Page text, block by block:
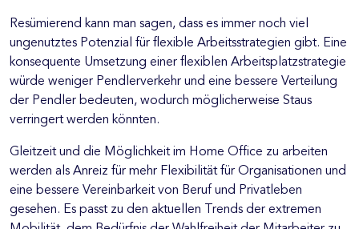
Resümierend kann man sagen, dass es immer noch viel
ungenutztes Potenzial für flexible Arbeitsstrategien gibt. Eine
konsequente Umsetzung einer flexiblen Arbeitsplatzstrategie
würde weniger Pendlerverkehr und eine bessere Verteilung
der Pendler bedeuten, wodurch möglicherweise Staus
verringert werden könnten.
Gleitzeit und die Möglichkeit im Home Office zu arbeiten
werden als Anreiz für mehr Flexibilität für Organisationen und
eine bessere Vereinbarkeit von Beruf und Privatleben
gesehen. Es passt zu den aktuellen Trends der extremen